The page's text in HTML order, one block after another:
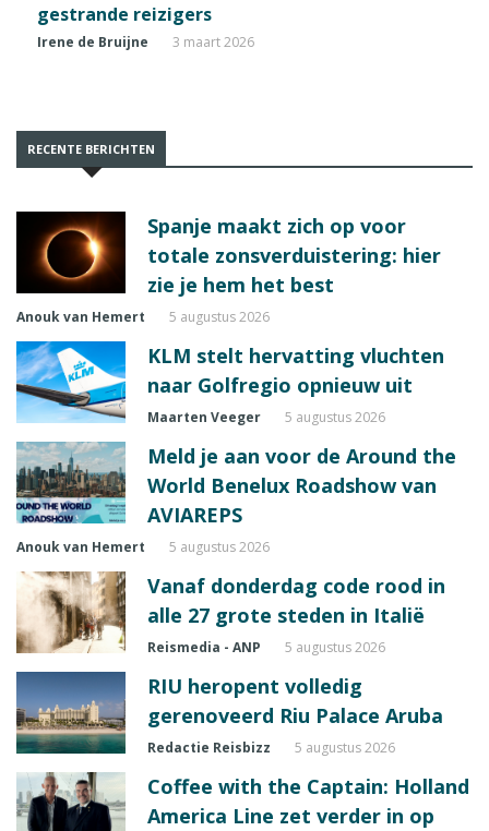
gestrande reizigers
Irene de Bruijne 3 maart 2026
RECENTE BERICHTEN
Spanje maakt zich op voor
totale zonsverduistering: hier
zie je hem het best
Anouk van Hemert 5 augustus 2026
KLM stelt hervatting vluchten
naar Golfregio opnieuw uit
Maarten Veeger 5 augustus 2026
Meld je aan voor de Around the
World Benelux Roadshow van
AVIAREPS
Anouk van Hemert 5 augustus 2026
Vanaf donderdag code rood in
alle 27 grote steden in Italië
Reismedia - ANP 5 augustus 2026
RIU heropent volledig
gerenoveerd Riu Palace Aruba
Redactie Reisbizz 5 augustus 2026
Coffee with the Captain: Holland
America Line zet verder in op